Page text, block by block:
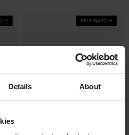
Details About
PRISMATCH